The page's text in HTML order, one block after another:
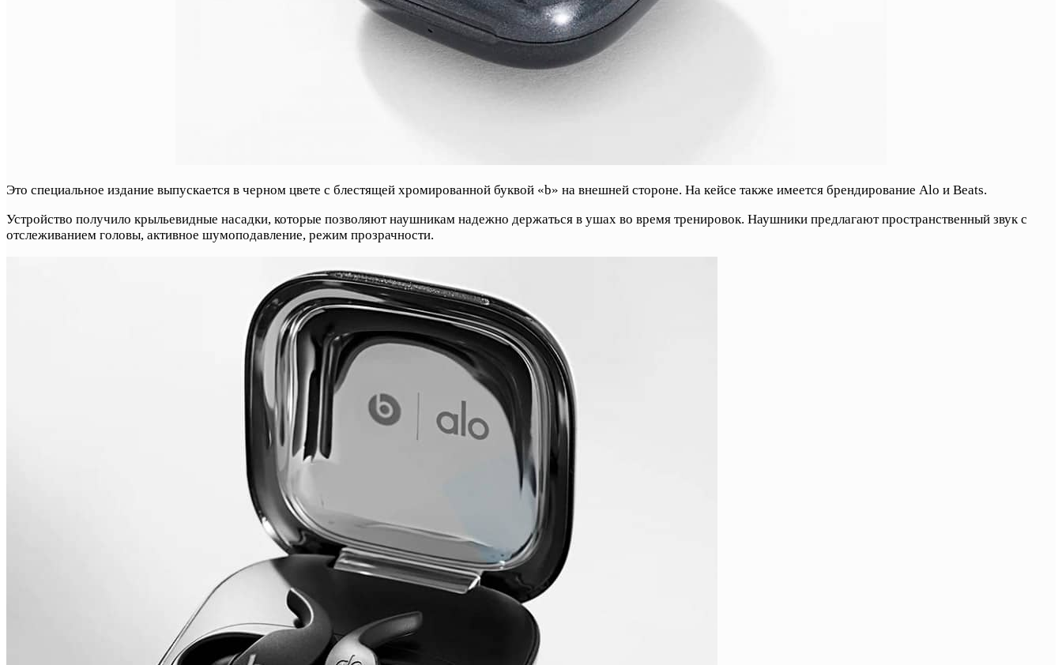
Это специальное издание выпускается в черном цвете с блестящей хромированной буквой «b» на внешней стороне. На кейсе также имеется брендирование Alo и Beats.
Устройство получило крыльевидные насадки, которые позволяют наушникам надежно держаться в ушах во время тренировок. Наушники предлагают пространственный звук с
отслеживанием головы, активное шумоподавление, режим прозрачности.